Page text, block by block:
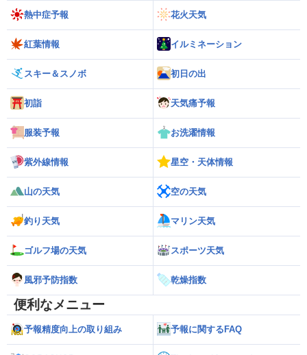
熱中症予報 花火天気
紅葉情報 イルミネーション
スキー＆スノボ 初日の出
初詣 天気痛予報
服装予報 お洗濯情報
紫外線情報 星空・天体情報
山の天気 空の天気
釣り天気 マリン天気
ゴルフ場の天気 スポーツ天気
風邪予防指数 乾燥指数
便利なメニュー
予報精度向上の取り組み 予報に関するFAQ